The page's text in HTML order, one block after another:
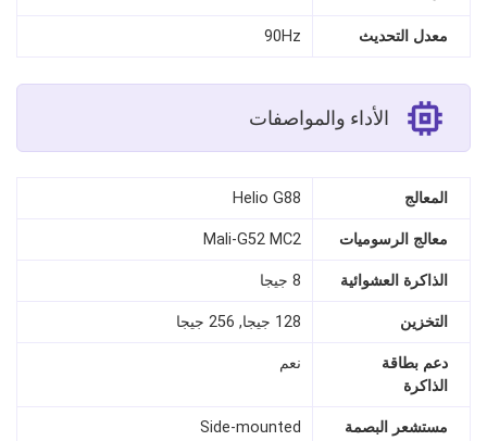
معدل التحديث 90Hz
الأداء والمواصفات
المعالج Helio G88
معالج الرسوميات Mali-G52 MC2
الذاكرة العشوائية 8 جيجا
التخزين 128 جيجا, 256 جيجا
دعم بطاقة
الذاكرة
نعم
مستشعر البصمة Side-mounted